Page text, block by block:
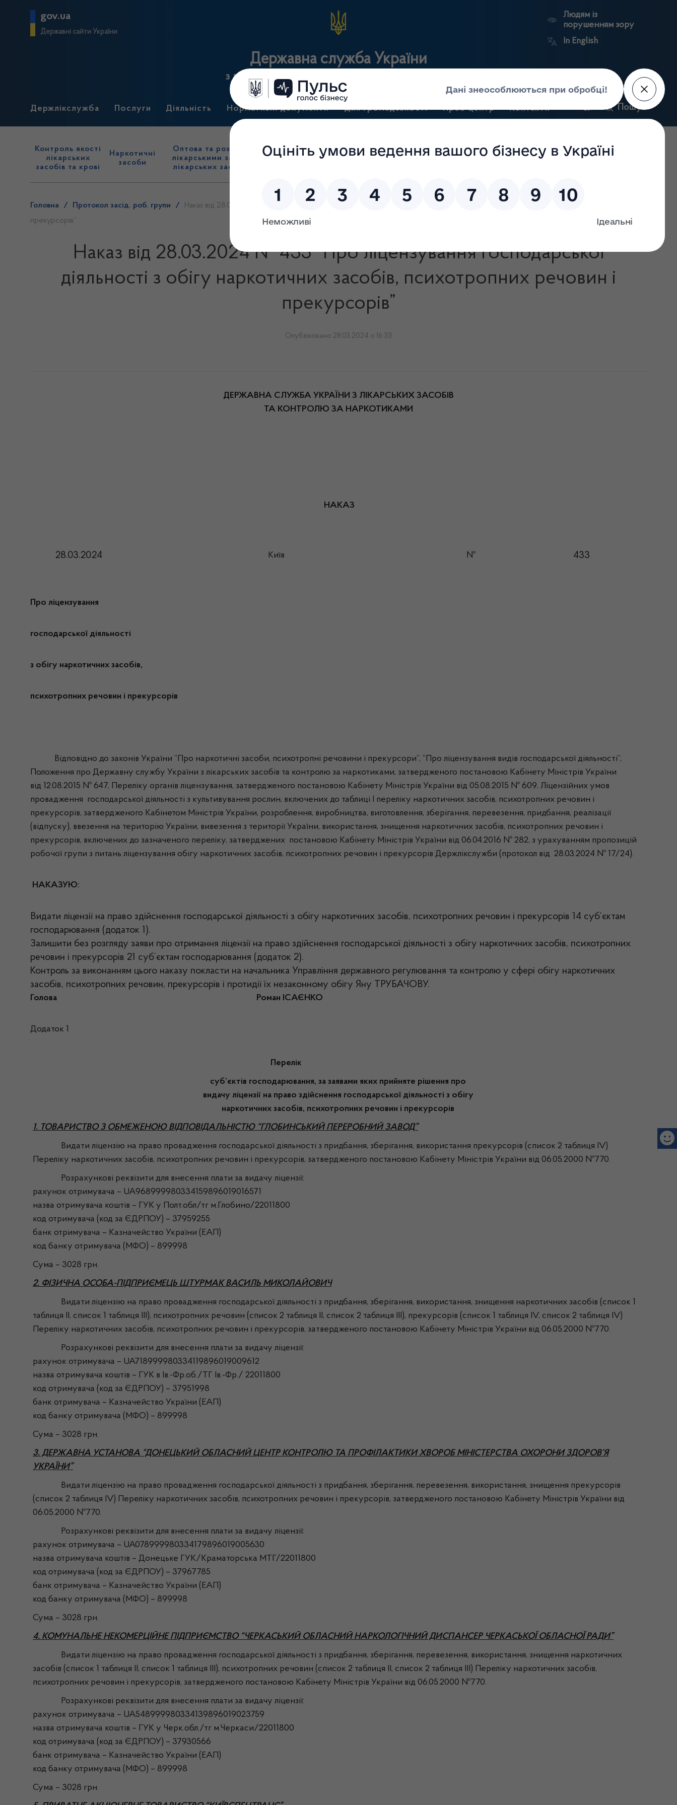
gov.ua
Державні сайти України
Державна служба України
з лікарських засобів та контролю за наркотиками
Людям із
порушенням зору
In English
Держлікслужба Послуги Діяльність Нормативні документи Для громадськості Прес-центр Контакти Пошук
Контроль якості
лікарських
засобів та крові
Наркотичні
засоби
Оптова та роздрібна торгівля
лікарськими засобами, імпорт
лікарських засобів (крім АФІ)
Державний
нагляд
виробництва лікарських
Ринковий
Державні
Антикорупційний
портал
Головна / Протокол засід. роб. групи /
Наказ від 28.03.2024 № 433 “Про ліцензування господарської діяльності з обігу наркотичних засобів, психотропних речовин і
прекурсорів”
Наказ від 28.03.2024 № 433 “Про ліцензування господарської
діяльності з обігу наркотичних засобів, психотропних речовин і
прекурсорів”
Опубліковано 28.03.2024 о 16:33
ДЕРЖАВНА СЛУЖБА УКРАЇНИ З ЛІКАРСЬКИХ ЗАСОБІВ
ТА КОНТРОЛЮ ЗА НАРКОТИКАМИ
НАКАЗ
28.03.2024 Київ № 433
Про ліцензування
господарської діяльності
з обігу наркотичних засобів,
психотропних речовин і прекурсорів
Відповідно до законів України “Про наркотичні засоби, психотропні речовини і прекурсори”, “Про ліцензування видів господарської діяльності”,
Положення про Державну службу України з лікарських засобів та контролю за наркотиками, затвердженого постановою Кабінету Міністрів України
від 12.08.2015 № 647, Переліку органів ліцензування, затвердженого постановою Кабінету Міністрів України від 05.08.2015 № 609, Ліцензійних умов
провадження господарської діяльності з культивування рослин, включених до таблиці І переліку наркотичних засобів, психотропних речовин і
прекурсорів, затвердженого Кабінетом Міністрів України, розроблення, виробництва, виготовлення, зберігання, перевезення, придбання, реалізації
(відпуску), ввезення на територію України, вивезення з території України, використання, знищення наркотичних засобів, психотропних речовин і
прекурсорів, включених до зазначеного переліку, затверджених постановою Кабінету Міністрів України від 06.04.2016 № 282, з урахуванням пропозицій
робочої групи з питань ліцензування обігу наркотичних засобів, психотропних речовин і прекурсорів Держлікслужби (протокол від 28.03.2024 № 17/24).
НАКАЗУЮ:
Видати ліцензії на право здійснення господарської діяльності з обігу наркотичних засобів, психотропних речовин і прекурсорів 14 суб’єктам
господарювання (додаток 1).
Залишити без розгляду заяви про отримання ліцензії на право здійснення господарської діяльності з обігу наркотичних засобів, психотропних
речовин і прекурсорів 21 суб’єктам господарювання (додаток 2).
Контроль за виконанням цього наказу покласти на начальника Управління державного регулювання та контролю у сфері обігу наркотичних
засобів, психотропних речовин, прекурсорів і протидії їх незаконному обігу Яну ТРУБАЧОВУ.
Голова Роман ІСАЄНКО
Додаток 1
Перелік
суб’єктів господарювання, за заявами яких прийняте рішення про
видачу ліцензії на право здійснення господарської діяльності з обігу
наркотичних засобів, психотропних речовин і прекурсорів
1. ТОВАРИСТВО З ОБМЕЖЕНОЮ ВІДПОВІДАЛЬНІСТЮ “ГЛОБИНСЬКИЙ ПЕРЕРОБНИЙ ЗАВОД”
Видати ліцензію на право провадження господарської діяльності з придбання, зберігання, використання прекурсорів (список 2 таблиця ІV)
Переліку наркотичних засобів, психотропних речовин і прекурсорів, затвердженого постановою Кабінету Міністрів України від 06.05.2000 №770.
Розрахункові реквізити для внесення плати за видачу ліцензії:
рахунок отримувача – UA968999980334159896019016571
назва отримувача коштів – ГУК у Полт.обл/тг м.Глобино/22011800
код отримувача (код за ЄДРПОУ) – 37959255
банк отримувача – Казначейство України (ЕАП)
код банку отримувача (МФО) – 899998
Сума – 3028 грн.
2. ФІЗИЧНА ОСОБА-ПІДПРИЄМЕЦЬ ШТУРМАК ВАСИЛЬ МИКОЛАЙОВИЧ
Видати ліцензію на право провадження господарської діяльності з придбання, зберігання, використання, знищення наркотичних засобів (список 1
таблиця ІІ, список 1 таблиця ІІІ), психотропних речовин (список 2 таблиця ІІ, список 2 таблиця ІІІ), прекурсорів (список 1 таблиця ІV, список 2 таблиця ІV)
Переліку наркотичних засобів, психотропних речовин і прекурсорів, затвердженого постановою Кабінету Міністрів України від 06.05.2000 №770.
Розрахункові реквізити для внесення плати за видачу ліцензії:
рахунок отримувача – UA718999980334119896019009612
назва отримувача коштів – ГУК в Iв.-Фр.об./ТГ Ів.-Фр./ 22011800
код отримувача (код за ЄДРПОУ) – 37951998
банк отримувача – Казначейство України (ЕАП)
код банку отримувача (МФО) – 899998
Сума – 3028 грн.
3. ДЕРЖАВНА УСТАНОВА “ДОНЕЦЬКИЙ ОБЛАСНИЙ ЦЕНТР КОНТРОЛЮ ТА ПРОФІЛАКТИКИ ХВОРОБ МІНІСТЕРСТВА ОХОРОНИ ЗДОРОВ’Я
УКРАЇНИ”
Видати ліцензію на право провадження господарської діяльності з придбання, зберігання, перевезення, використання, знищення прекурсорів
(список 2 таблиця ІV) Переліку наркотичних засобів, психотропних речовин і прекурсорів, затвердженого постановою Кабінету Міністрів України від
06.05.2000 №770.
Розрахункові реквізити для внесення плати за видачу ліцензії:
рахунок отримувача – UA078999980334179896019005630
назва отримувача коштів – Донецьке ГУК/Краматорська МТГ/22011800
код отримувача (код за ЄДРПОУ) – 37967785
банк отримувача – Казначейство України (ЕАП)
код банку отримувача (МФО) – 899998
Сума – 3028 грн.
4. КОМУНАЛЬНЕ НЕКОМЕРЦІЙНЕ ПІДПРИЄМСТВО “ЧЕРКАСЬКИЙ ОБЛАСНИЙ НАРКОЛОГІЧНИЙ ДИСПАНСЕР ЧЕРКАСЬКОЇ ОБЛАСНОЇ РАДИ”
Видати ліцензію на право провадження господарської діяльності з придбання, зберігання, перевезення, використання, знищення наркотичних
засобів (список 1 таблиця ІІ, список 1 таблиця ІІІ), психотропних речовин (список 2 таблиця ІІ, список 2 таблиця ІІІ) Переліку наркотичних засобів,
психотропних речовин і прекурсорів, затвердженого постановою Кабінету Міністрів України від 06.05.2000 №770.
Розрахункові реквізити для внесення плати за видачу ліцензії:
рахунок отримувача – UA548999980334139896019023759
назва отримувача коштів – ГУК у Черк.обл./тг м.Черкаси/22011800
код отримувача (код за ЄДРПОУ) – 37930566
банк отримувача – Казначейство України (ЕАП)
код банку отримувача (МФО) – 899998
Сума – 3028 грн.